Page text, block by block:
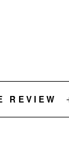
REVIEW